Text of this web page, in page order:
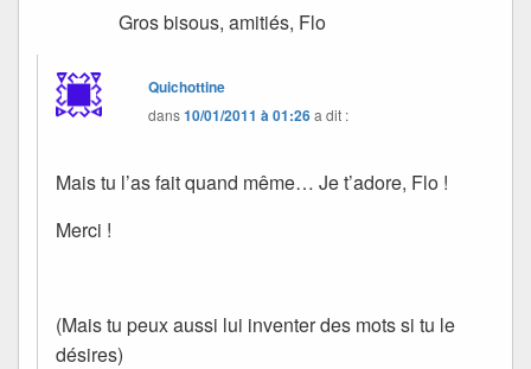
Gros bisous, amitiés, Flo
Quichottine
dans10/01/2011 à 01:26a dit :
Mais tu l’as fait quand même… Je t’adore, Flo !
Merci !
(Mais tu peux aussi lui inventer des mots si tu le
désires)